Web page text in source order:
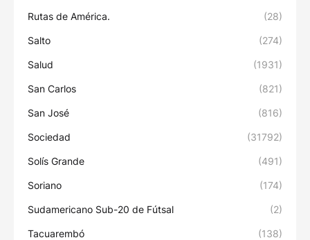
Rutas de América. (28)
Salto (274)
Salud (1931)
San Carlos (821)
San José (816)
Sociedad (31792)
Solís Grande (491)
Soriano (174)
Sudamericano Sub-20 de Fútsal (2)
Tacuarembó (138)